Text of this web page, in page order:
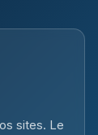
sites. Le